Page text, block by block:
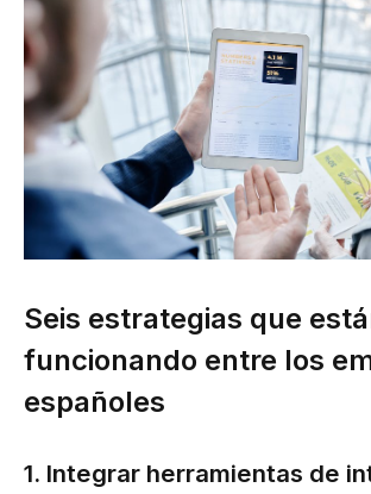
Seis estrategias que
funcionando entre los
españoles
1. Integrar herramientas de